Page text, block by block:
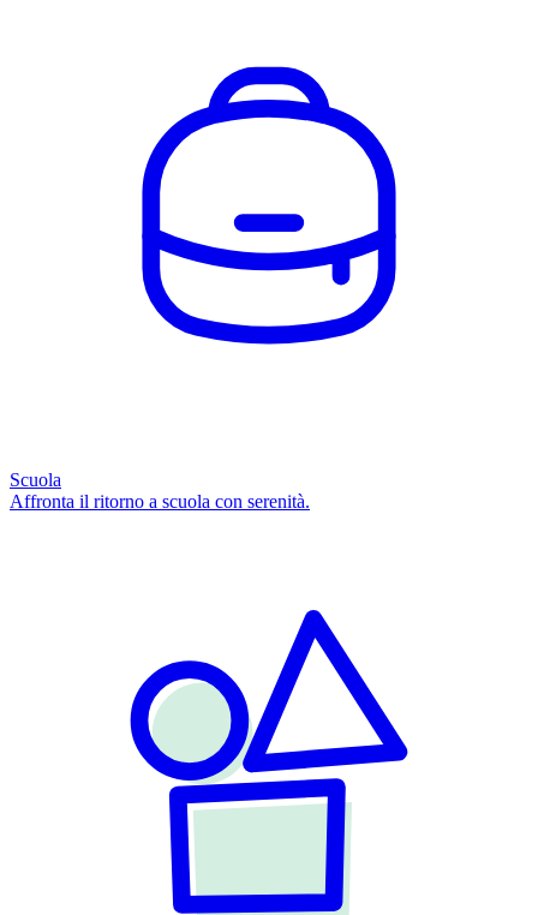
Scuola
Affronta il ritorno a scuola con serenità.